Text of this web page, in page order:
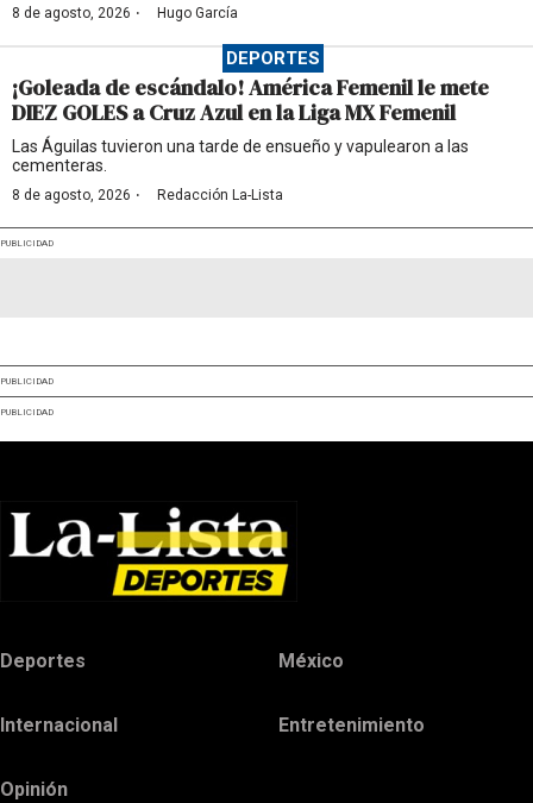
8 de agosto, 2026 · Hugo García
DEPORTES
¡Goleada de escándalo! América Femenil le mete
DIEZ GOLES a Cruz Azul en la Liga MX Femenil
Las Águilas tuvieron una tarde de ensueño y vapulearon a las
cementeras.
8 de agosto, 2026 · Redacción La-Lista
PUBLICIDAD
PUBLICIDAD
PUBLICIDAD
Deportes México
Internacional Entretenimiento
Opinión